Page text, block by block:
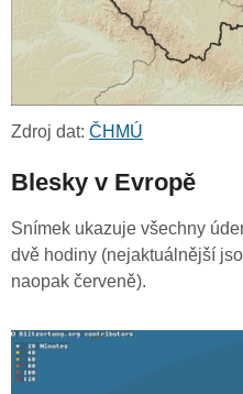
Zdroj dat: ČHMÚ
Blesky v Evropě
Snímek ukazuje všechny
dvě hodiny (nejaktuálnější
naopak červeně).